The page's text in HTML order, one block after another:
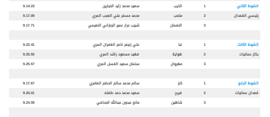
الشوط الثاني 1 الذيب سعيد محمد زايد الخيارين
9.14.23
رئيسي القعدان
2 متعب محمد مسفر علي العجب المري
9.17.09
3
النعمان شبيب عرار عمير الرمزاني النعيمي 9.17.71
الشوط الثالث 1 نبا علي زنيفر ناصر الغفران المري
9.22.41
بكار عمانيات
2 هواية فهيد مسعود راشد المري
9.25.55
3
مهروان سلمان سعيد الفسل المري 9.25.57
الشوط الرابع 1 كنز سالم محمد سالم الحطم العامري
9.17.67
قعدان عمانيات
2 فريح سعيد محمد حمد طفله
9.20.01
3
شاهين مانع عبدون عبدالله الجحافي 9.24.59